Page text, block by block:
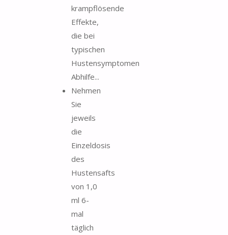
krampflösende
Effekte,
die bei
typischen
Hustensymptomen
Abhilfe...
Nehmen
Sie
jeweils
die
Einzeldosis
des
Hustensafts
von 1,0
ml 6-
mal
täglich